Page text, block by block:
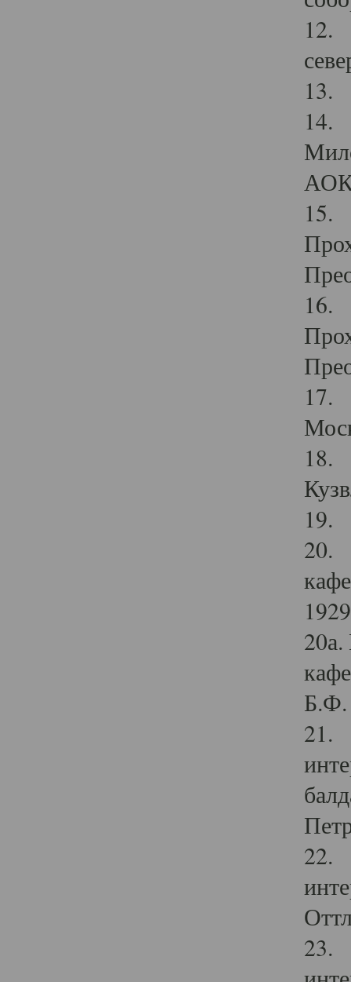
12.
13.
14.
15.
16.
17.
18.
19.
20.
Б.Ф.
21.
22.
23.